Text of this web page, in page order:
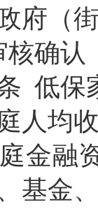
府（
核确认
低保
人均
金融
基金